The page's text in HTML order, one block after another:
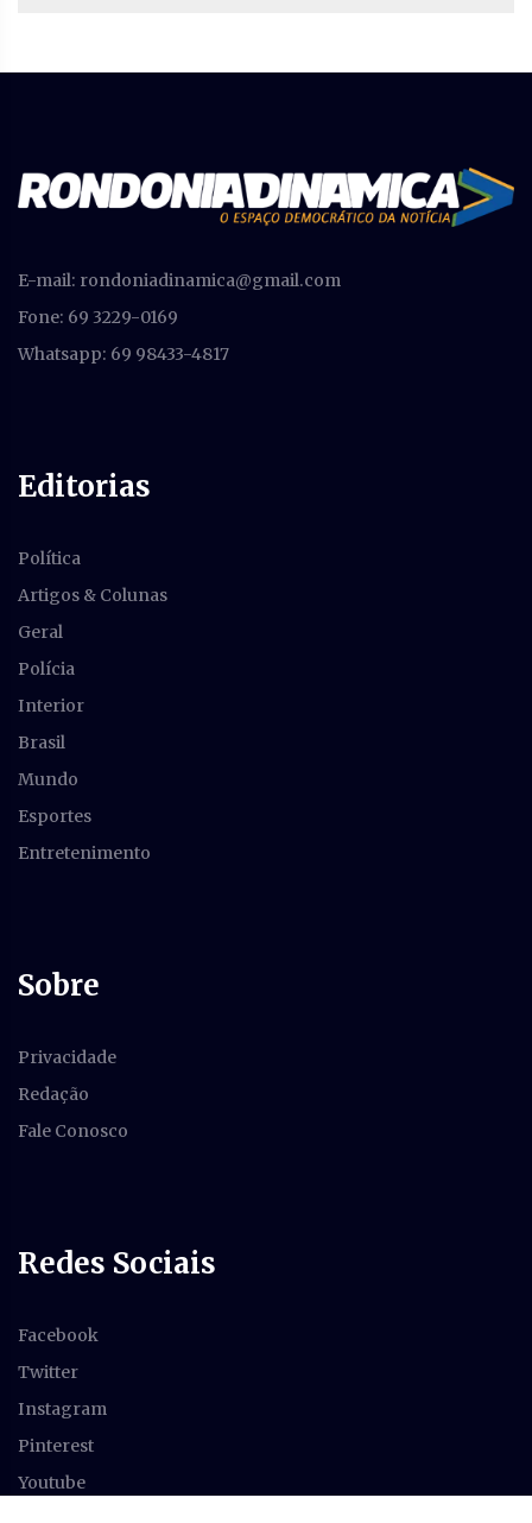
E-mail: rondoniadinamica@gmail.com
Fone: 69 3229-0169
Whatsapp: 69 98433-4817
Editorias
Política
Artigos & Colunas
Geral
Polícia
Interior
Brasil
Mundo
Esportes
Entretenimento
Sobre
Privacidade
Redação
Fale Conosco
Redes Sociais
Facebook
Twitter
Instagram
Pinterest
Youtube